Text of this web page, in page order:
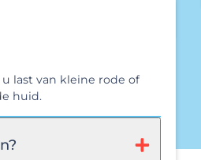
last van kleine rode of
huid.